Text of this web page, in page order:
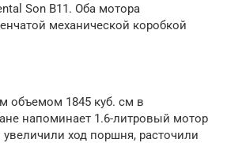
Son B11. Оба мотора
механической коробкой
объемом 1845 куб. см в
напоминает 1.6-литровый мотор
ход поршня, расточили